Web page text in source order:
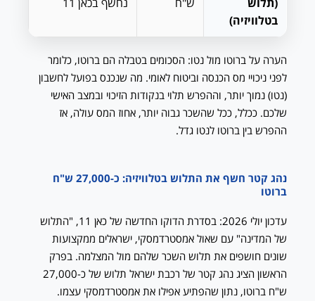
בטלוויזיה)
הערה על ברוטו מול נטו: הסכומים בטבלה הם ברוטו, כלומר
לפני ניכויי מס הכנסה וביטוח לאומי. מה שנכנס בפועל לחשבון
(נטו) נמוך יותר, וההפרש תלוי בנקודות הזיכוי ובמצב האישי
שלכם. ככלל, ככל שהשכר גבוה יותר, אחוז המס עולה, אז
ההפרש בין ברוטו לנטו גדל.
נהג קטר חשף את התלוש בטלוויזיה: כ-27,000 ש"ח
ברוטו
עדכון יולי 2026: בסדרת הדוקו החדשה של כאן 11, "התלוש
של המדינה" עם שאול אמסטרדמסקי, ישראלים ממקצועות
שונים חושפים את תלוש השכר שלהם מול המצלמה. בפרק
הראשון הציג נהג קטר של רכבת ישראל תלוש של כ-27,000
ש"ח ברוטו, נתון שהפתיע אפילו את אמסטרדמסקי עצמו.